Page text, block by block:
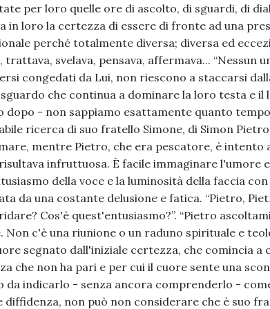
per loro quelle ore di ascolto, di sguardi, di
in loro la certezza di essere di fronte ad una
perché totalmente diversa; diversa ed
svelava, pensava, affermava... “Nessun
congedati da Lui, non riescono a staccarsi
che continua a dominare la loro testa e il
dopo - non sappiamo esattamente quanto
ricerca di suo fratello Simone, di Simon
mentre Pietro, che era pescatore, è intento
infruttuosa. È facile immaginare l'umore
della voce e la luminosità della faccia
da una costante delusione e fatica. “Pietro,
Cos'è quest'entusiasmo?”. “Pietro
Non c'è una riunione o un raduno spirituale e
segnato dall'iniziale certezza, che comincia a
che non ha pari e per cui il cuore sente una
indicarlo - senza ancora comprenderlo -
non può non considerare che è suo